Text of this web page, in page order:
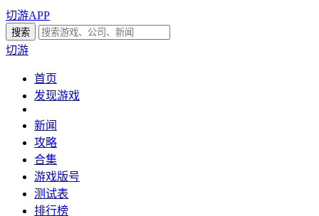
切游APP
切游
首页
发现游戏
新闻
攻略
合集
游戏版号
测试表
排行榜